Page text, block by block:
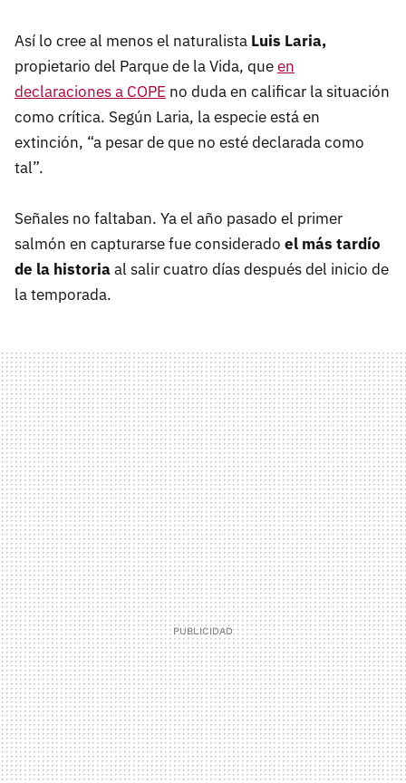
Así lo cree al menos el naturalista Luis Laria,
propietario del Parque de la Vida, queen
declaraciones a COPE no duda en calificar la situación
como crítica. Según Laria, la especie está en
extinción, “a pesar de que no esté declarada como
tal”.
Señales no faltaban. Ya el año pasado el primer
salmón en capturarse fue considerado el más tardío
de la historiaal salir cuatro días después del inicio de
la temporada.